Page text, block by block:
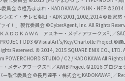
c
i
a
l
C
h
委員会 ©橙乃ままれ・KADOKAWA／NHK・NEP ©2014
ンエイ・テレビ朝日・ADK 2001,2002,2014 ©貴家悠
イ！」製作委員会 ©CyberAgent, Inc. All Rights
ＡＤＯＫＡＷＡ アスキー・メディアワークス刊／
DD3 ©VisualArt's/Key/Charlotte Project ©諫
Reserved. © 2014, 2015 SQUARE ENIX CO., LTD.
POWERCHORD STUDIO / C2 / KADOKAWA All Rights
メディアワークス刊／AWIB Project ©2016 プロジェ
ー製作委員会 ©長月達平・株式会社KADOKAWA刊／